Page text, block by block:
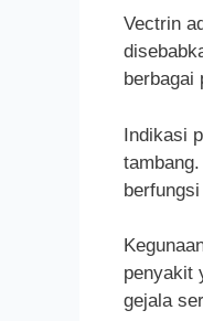
Vectrin
berbagai
Indikasi
penyakit
gejala